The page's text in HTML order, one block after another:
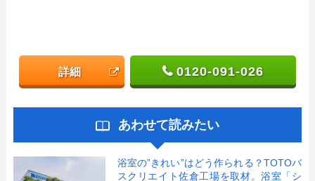
詳細 0120-091-026
あわせて読みたい
浴室の”きれい”はどう作られる？TOTOバ
スクリエイト佐倉工場を取材。浴室「シ